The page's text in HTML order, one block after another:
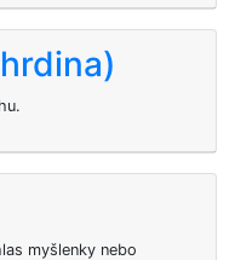
myšlenky nebo